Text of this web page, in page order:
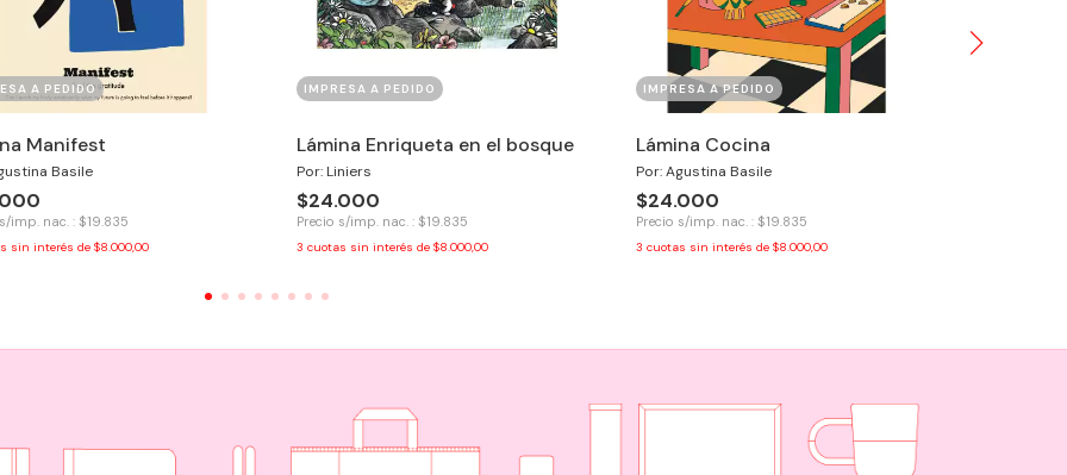
A PEDIDO
Manifest
Basile
imp. nac. : $19.835
sin interés de $8.000,00
IMPRESA A PEDIDO
Lámina Enriqueta en el bosque
Por: Liniers
$24.000
Precio s/imp. nac. : $19.835
3 cuotas sin interés de $8.000,00
IMPRESA A PEDIDO
Lámina Cocina
Por: Agustina Basile
$24.000
Precio s/imp. nac. : $19.835
3 cuotas sin interés de $8.000,00